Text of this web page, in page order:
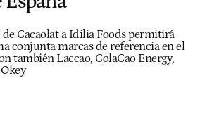
de Cacaolat a Idilia Foods permitirá
conjunta marcas de referencia en el
también Laccao, ColaCao Energy,